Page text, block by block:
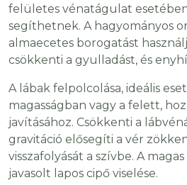
felületes vénatágulat
segíthetnek. A hagyományos
almaecetes borogatást
csökkenti a gyulladást, és
A lábak felpolcolása, ideális
magasságban vagy a felett,
javításához. Csökkenti a
gravitáció elősegíti a vér
visszafolyását a szívbe. A
javasolt lapos cipő viselése.